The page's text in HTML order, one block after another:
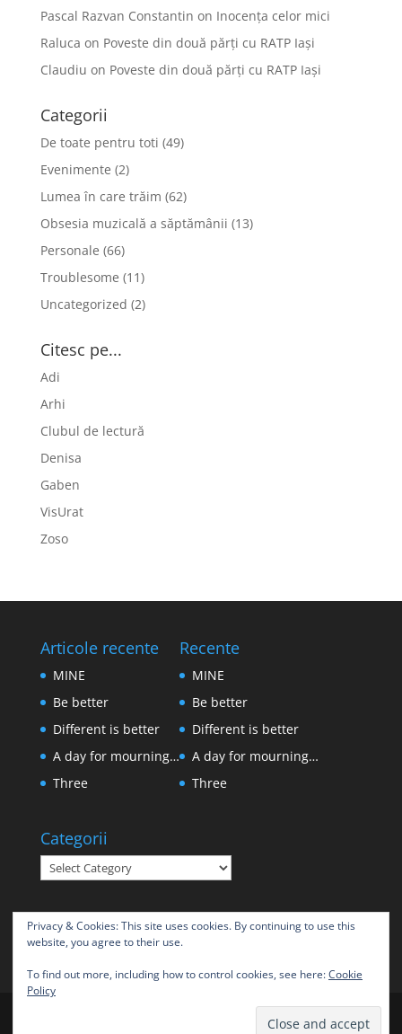
Pascal Razvan Constantin on Inocența celor mici
Raluca on Poveste din două părți cu RATP Iași
Claudiu on Poveste din două părți cu RATP Iași
Categorii
De toate pentru toti (49)
Evenimente (2)
Lumea în care trăim (62)
Obsesia muzicală a săptămânii (13)
Personale (66)
Troublesome (11)
Uncategorized (2)
Citesc pe...
Adi
Arhi
Clubul de lectură
Denisa
Gaben
VisUrat
Zoso
Articole recente
MINE
Be better
Different is better
A day for mourning…
Three
Recente
MINE
Be better
Different is better
A day for mourning…
Three
Categorii
Categorii
Privacy & Cookies: This site uses cookies. By continuing to use this
website, you agree to their use.
To find out more, including how to control cookies, see here:Cookie
Policy